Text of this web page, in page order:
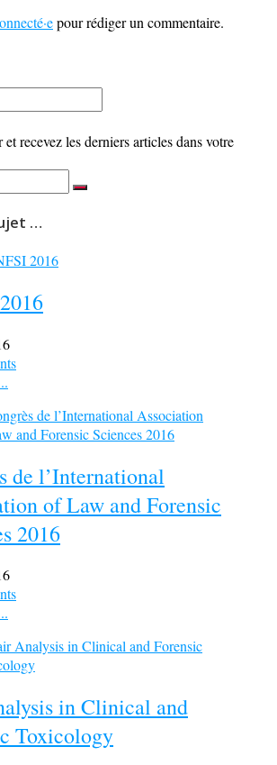
pour rédiger un commentaire.
recevez les derniers articles dans votre
…
de l’International
of Law and Forensic
2016
in Clinical and
Toxicology